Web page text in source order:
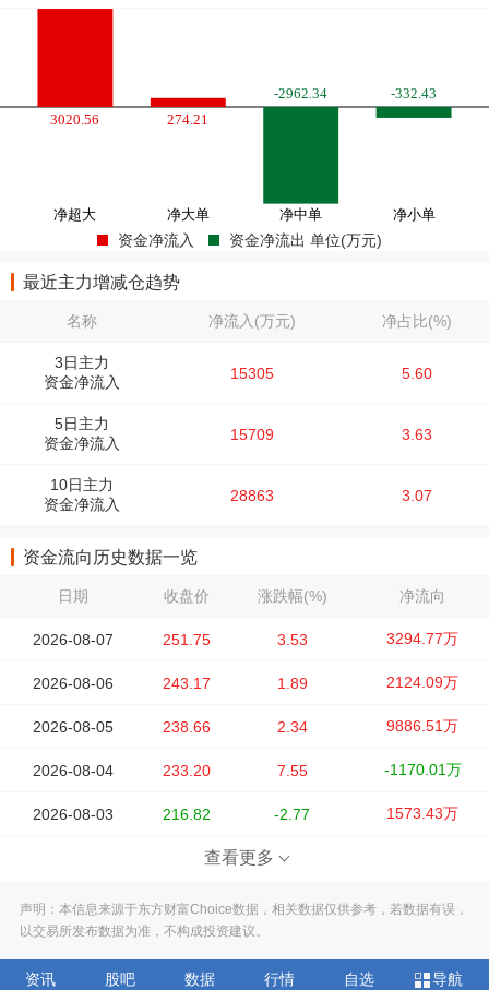
资金净流入 资金净流出 单位(万元)
最近主力增减仓趋势
名称 净流入(万元) 净占比(%)
3日主力
资金净流入
15305 5.60
5日主力
资金净流入
15709 3.63
10日主力
资金净流入
28863 3.07
资金流向历史数据一览
日期 收盘价 涨跌幅(%) 净流向
2026-08-07 251.75 3.53 3294.77万
2026-08-06 243.17 1.89 2124.09万
2026-08-05 238.66 2.34 9886.51万
2026-08-04 233.20 7.55 -1170.01万
2026-08-03 216.82 -2.77 1573.43万
查看更多
声明：本信息来源于东方财富Choice数据，相关数据仅供参考，若数据有误，
以交易所发布数据为准，不构成投资建议。
资讯 股吧 数据 行情 自选 导航